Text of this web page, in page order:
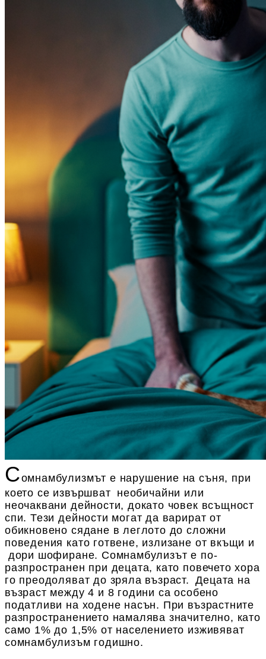
ул. Отец Паисий 5
0876 514422
Осигуряване На Достъпна Среда
Медицинско Оборудване ПОД НАЕМ
Нови Продукти
Грижа За Здравето
Финансиране
Статии
Контакти
EUR BG
EN
Вход Регистрация
Сомнамбулизмът е нарушение на съня, при
което се извършват необичайни или
неочаквани дейности, докато човек всъщност
спи. Тези дейности могат да варират от
обикновено сядане в леглото до сложни
поведения като готвене, излизане от вкъщи и
дори шофиране. Сомнамбулизът е по-
разпространен при децата, като повечето хора
го преодоляват до зряла възраст.
Децата на
възраст между 4 и 8 години са особено
податливи на ходене насън. При възрастните
разпространението намалява значително, като
само 1% до 1,5% от населението изживяват
сомнамбулизъм годишно.